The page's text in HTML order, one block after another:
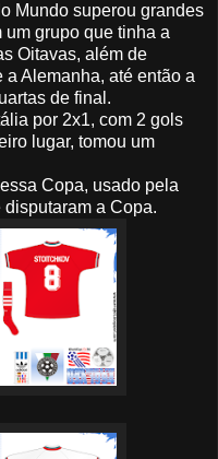
Mundo superou grandes
um grupo que tinha a
Oitavas, além de
Alemanha, até então a
de final.
por 2x1, com 2 gols
lugar, tomou um
Copa, usado pela
a Copa.